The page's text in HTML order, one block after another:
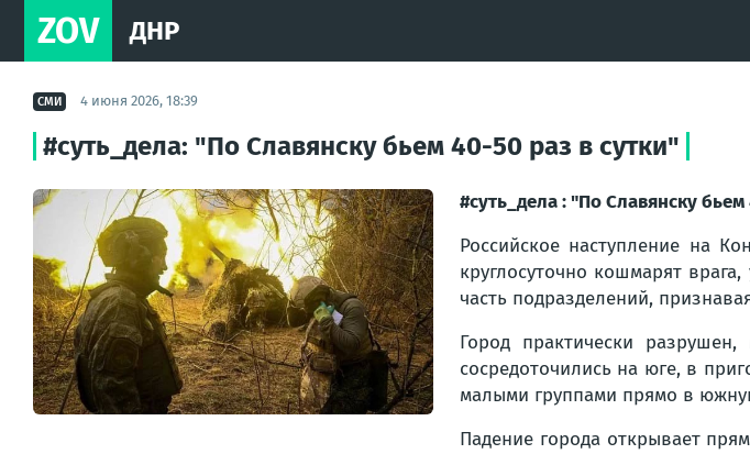
ZOV ДНР
СМИ 4 июня 2026, 18:39
#суть_дела: "По Славянску бьем 40-50 раз в сутки"
#суть_дела : "По Славянску
Российское наступление на
круглосуточно кошмарят
часть подразделений,
Город практически
сосредоточились на юге, в
малыми группами прямо в
Падение города открывает